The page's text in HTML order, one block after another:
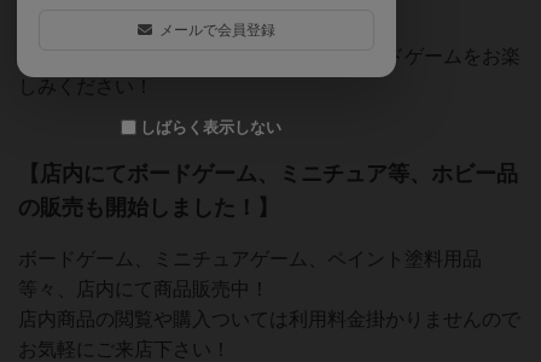
挽きたての美味しいコーヒーと一緒にボードゲームをお楽
しみください！
【店内にてボードゲーム、ミニチュア等、ホビー品
の販売も開始しました！】
ボードゲーム、ミニチュアゲーム、ペイント塗料用品
等々、店内にて商品販売中！
店内商品の閲覧や購入ついては利用料金掛かりませんので
お気軽にご来店下さい！
メールで会員登録
しばらく表示しない